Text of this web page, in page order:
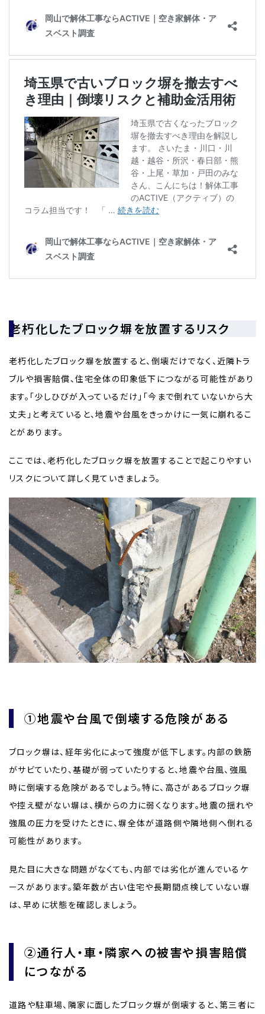
老朽化したブロック塀を放置するリスク
老朽化したブロック塀を放置すると、倒壊だけでなく、近隣トラ
ブルや損害賠償、住宅全体の印象低下につながる可能性があり
ます。「少しひびが入っているだけ」「今まで倒れていないから大
丈夫」と考えていると、地震や台風をきっかけに一気に崩れるこ
とがあります。
ここでは、老朽化したブロック塀を放置することで起こりやすい
リスクについて詳しく見ていきましょう。
①地震や台風で倒壊する危険がある
ブロック塀は、経年劣化によって強度が低下します。内部の鉄筋
がサビていたり、基礎が弱っていたりすると、地震や台風、強風
時に倒壊する危険があるでしょう。特に、高さがあるブロック塀
や控え壁がない塀は、横からの力に弱くなります。地震の揺れや
強風の圧力を受けたときに、塀全体が道路側や隣地側へ倒れる
可能性があります。
見た目に大きな問題がなくても、内部では劣化が進んでいるケ
ースがあります。築年数が古い住宅や長期間点検していない塀
は、早めに状態を確認しましょう。
②通行人・車・隣家への被害や損害賠償
につながる
道路や駐車場、隣家に面したブロック塀が倒壊すると、第三者に